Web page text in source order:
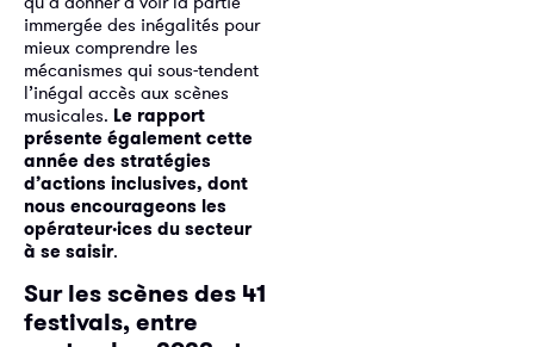
immergée des inégalités pour
mieux comprendre les
mécanismes qui sous-tendent
l’inégal accès aux scènes
musicales. Le rapport
présente également cette
année des stratégies
d’actions inclusives, dont
nous encourageons les
opérateur·ices du secteur
à se saisir.
Sur les scènes des 41
festivals, entre